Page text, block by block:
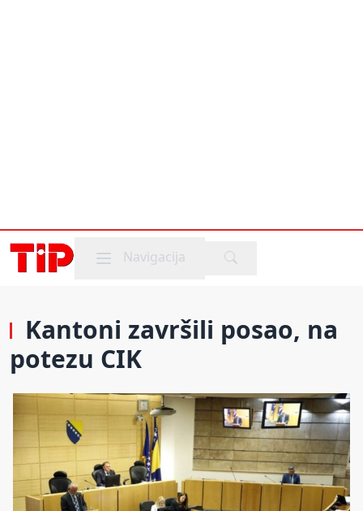
Mobile menu
Navigacija
Kantoni završili posao, na
potezu CIK